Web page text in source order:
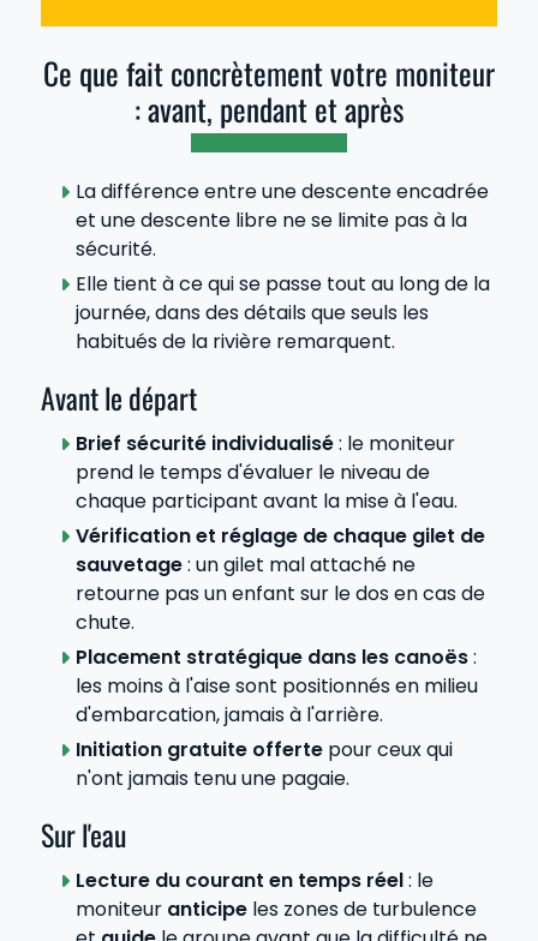
Ce que fait concrètement votre moniteur
: avant, pendant et après
La différence entre une descente encadrée
et une descente libre ne se limite pas à la
sécurité.
Elle tient à ce qui se passe tout au long de la
journée, dans des détails que seuls les
habitués de la rivière remarquent.
Avant le départ
Brief sécurité individualisé: le moniteur
prend le temps d'évaluer le niveau de
chaque participant avant la mise à l'eau.
Vérification et réglage de chaque gilet de
sauvetage: un gilet mal attaché ne
retourne pas un enfant sur le dos en cas de
chute.
Placement stratégique dans les canoës:
les moins à l'aise sont positionnés en milieu
d'embarcation, jamais à l'arrière.
Initiation gratuite offertepour ceux qui
n'ont jamais tenu une pagaie.
Sur l'eau
Lecture du courant en temps réel: le
moniteur anticipeles zones de turbulence